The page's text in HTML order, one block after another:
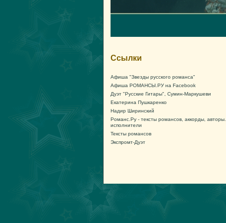
Ссылки
Афиша "Звезды русского романса"
Афиша РОМАНСЫ.РУ на Facebook
Дуэт "Русские Гитары", Сумин-Маркушеви
Екатерина Пушкаренко
Надир Ширинский
Романс.Ру - тексты романсов, аккорды, авторы.
исполнители
Тексты романсов
Экспромт-Дуэт